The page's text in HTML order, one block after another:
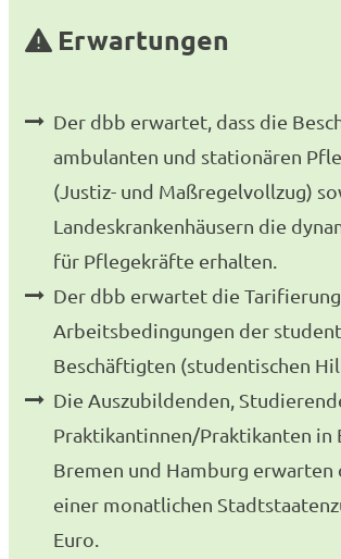
Erwartungen
Der dbb erwartet, dass die
ambulanten und stationären
(Justiz- und Maßregelvollzug)
Landeskrankenhäusern die
für Pflegekräfte erhalten.
Der dbb erwartet die
Arbeitsbedingungen der
Beschäftigten (studentischen
Die Auszubildenden,
Praktikantinnen/Praktikanten in
Bremen und Hamburg erwarten
einer monatlichen
Euro.